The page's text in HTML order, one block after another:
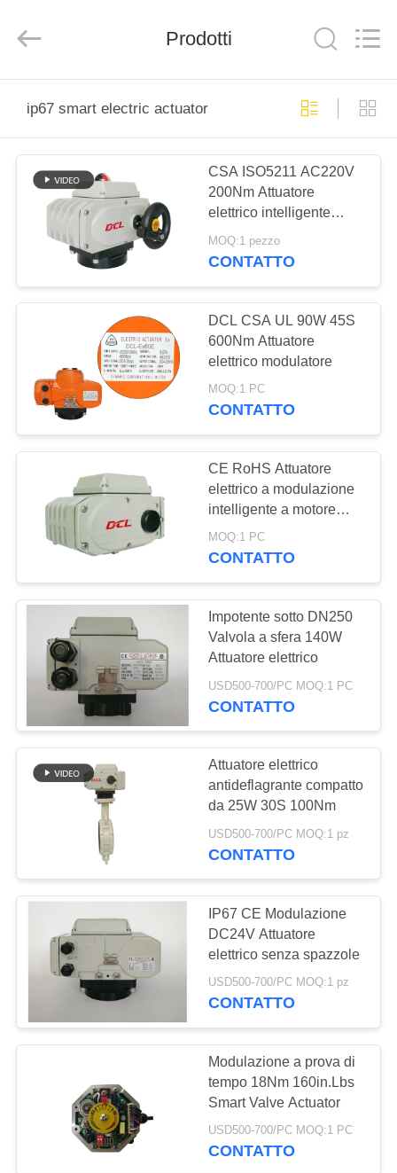
PRODOTTI
MOSTRA
CIRCA
GIRO
DELLA
FABBRICA
CONTROLLO
QUALITÀ
CONTATTICI
RICHIEDA
UNA
CITAZIONE
网
MAPPA
DEL
PRIVACY
POLICY
Corporation
Limited.
Prodotti
ip67 smart electric actuator
CSA ISO5211 AC220V
200Nm Attuatore
elettrico intelligente
autocalibrante
MOQ:1 pezzo
CONTATTO
DCL CSA UL 90W 45S
600Nm Attuatore
elettrico modulatore
MOQ:1 PC
CONTATTO
CE RoHS Attuatore
elettrico a modulazione
intelligente a motore
380VAC
MOQ:1 PC
CONTATTO
Impotente sotto DN250
Valvola a sfera 140W
Attuatore elettrico
USD500-700/PC MOQ:1 PC
CONTATTO
Attuatore elettrico
antideflagrante compatto
da 25W 30S 100Nm
USD500-700/PC MOQ:1 pz
CONTATTO
IP67 CE Modulazione
DC24V Attuatore
elettrico senza spazzole
USD500-700/PC MOQ:1 pz
CONTATTO
Modulazione a prova di
tempo 18Nm 160in.Lbs
Smart Valve Actuator
USD500-700/PC MOQ:1 PC
CONTATTO